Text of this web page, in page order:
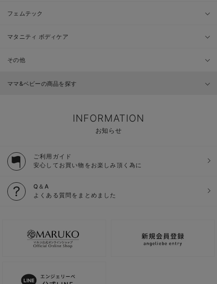
フェムテック
マタニティ ボディケア
その他
ママ&ベビーの商品を探す
INFORMATION
お知らせ
ご利用ガイド
安心してお買い物をお楽しみ頂く為に
Q＆A
よくある質問をまとめました